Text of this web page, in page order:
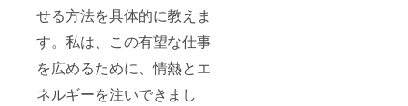
せる方法を具体的に教えま
す。私は、この有望な仕事
を広めるために、情熱とエ
ネルギーを注いできまし